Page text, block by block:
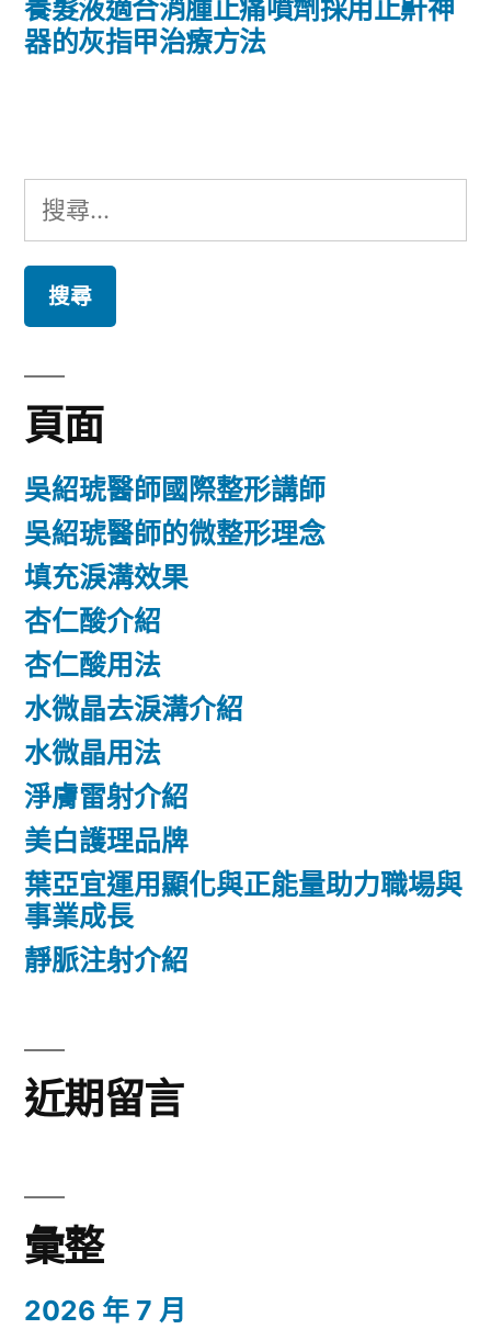
覽
一
篇
養髮液適合消腫止痛噴劑採用止鼾神
器的灰指甲治療方法
搜
尋
鍵
字:
頁面
吳紹琥醫師國際整形講師
吳紹琥醫師的微整形理念
填充淚溝效果
杏仁酸介紹
杏仁酸用法
水微晶去淚溝介紹
水微晶用法
淨膚雷射介紹
美白護理品牌
葉亞宜運用顯化與正能量助力職場與
事業成長
靜脈注射介紹
近期留言
彙整
2026 年 7 月